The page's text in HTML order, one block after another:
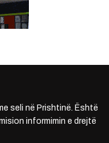
seli në Prishtinë. Është
informimin e drejtë